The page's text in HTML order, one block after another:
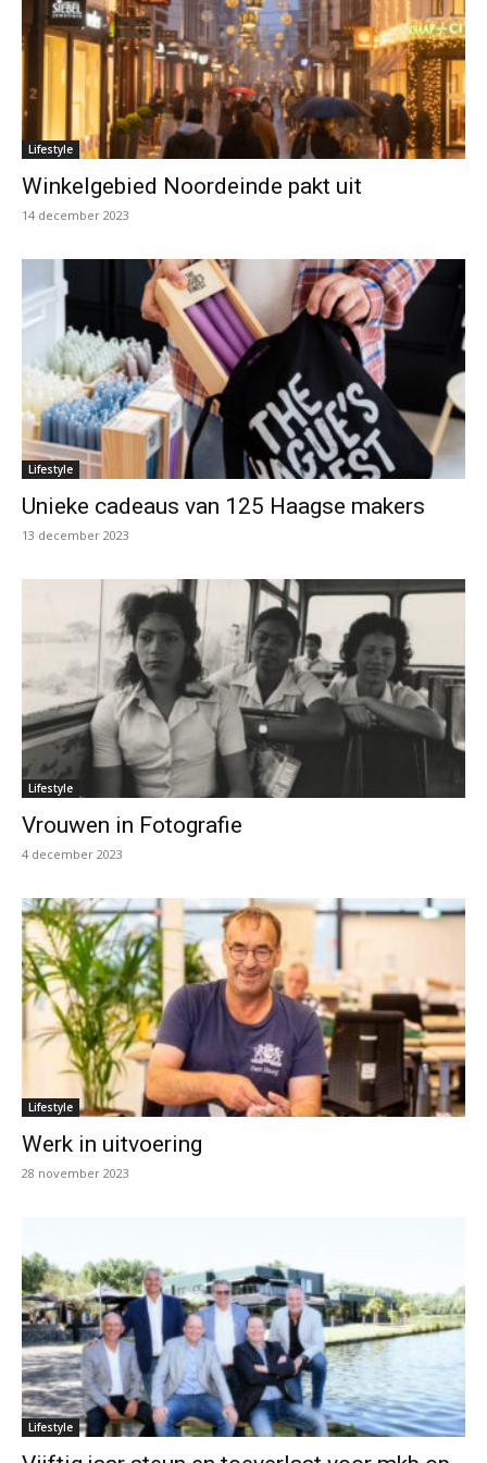
Lifestyle
Winkelgebied Noordeinde pakt uit
14 december 2023
Lifestyle
Unieke cadeaus van 125 Haagse makers
13 december 2023
Lifestyle
Vrouwen in Fotografie
4 december 2023
Lifestyle
Werk in uitvoering
28 november 2023
Lifestyle